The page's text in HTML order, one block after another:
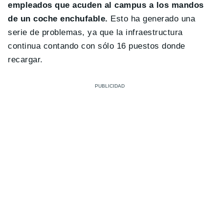
empleados que acuden al campus a los mandos
de un coche enchufable. Esto ha generado una
serie de problemas, ya que la infraestructura
continua contando con sólo 16 puestos donde
recargar.